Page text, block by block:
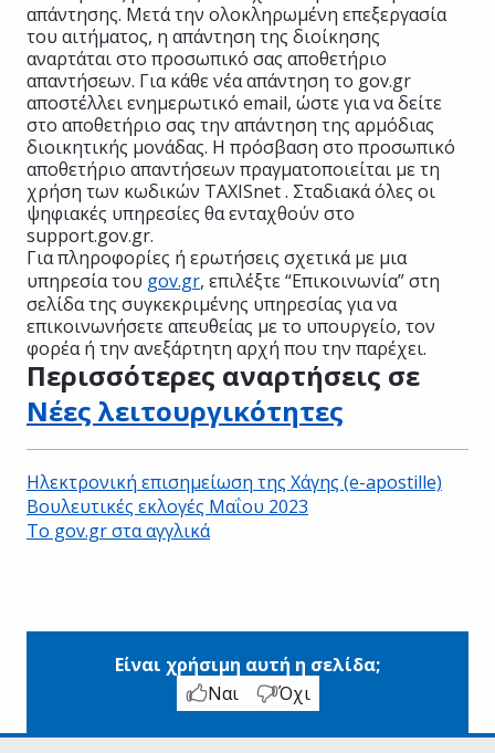
απάντησης. Μετά την ολοκληρωμένη επεξεργασία
του αιτήματος, η απάντηση της διοίκησης
αναρτάται στο προσωπικό σας αποθετήριο
απαντήσεων. Για κάθε νέα απάντηση το gov.gr
αποστέλλει ενημερωτικό email, ώστε για να δείτε
στο αποθετήριο σας την απάντηση της αρμόδιας
διοικητικής μονάδας. Η πρόσβαση στο προσωπικό
αποθετήριο απαντήσεων πραγματοποιείται με τη
χρήση των κωδικών TAXISnet . Σταδιακά όλες οι
ψηφιακές υπηρεσίες θα ενταχθούν στο
support.gov.gr.
Για πληροφορίες ή ερωτήσεις σχετικά με μια
υπηρεσία του gov.gr, επιλέξτε “Επικοινωνία” στη
σελίδα της συγκεκριμένης υπηρεσίας για να
επικοινωνήσετε απευθείας με το υπουργείο, τον
φορέα ή την ανεξάρτητη αρχή που την παρέχει.
Περισσότερες αναρτήσεις σε
Νέες λειτουργικότητες
Ηλεκτρονική επισημείωση της Χάγης (e-apostille)
Βουλευτικές εκλογές Μαΐου 2023
Το gov.gr στα αγγλικά
Είναι χρήσιμη αυτή η σελίδα;
Ναι
Όχι